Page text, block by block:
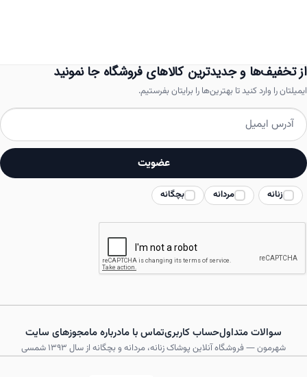
از تخفیف‌ها و جدیدترین کالاهای فروشگاه جا نمونید
ایمیلتان را وارد کنید تا بهترین‌ها را برایتان بفرستیم.
زنانه مردانه بچگانه
عضویت
سوالات متداولحساب کاربریتماس با مادرباره مامجوزهای سایت
شهرمون — فروشگاه آنلاین پوشاک زنانه، مردانه و بچگانه از سال ۱۳۹۳ شمسی